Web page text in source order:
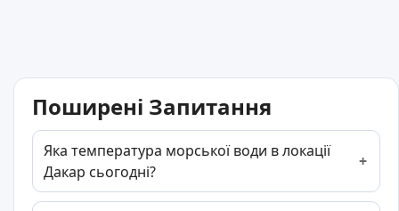
Поширені Запитання
Яка температура морської води в локації
Дакар сьогодні?